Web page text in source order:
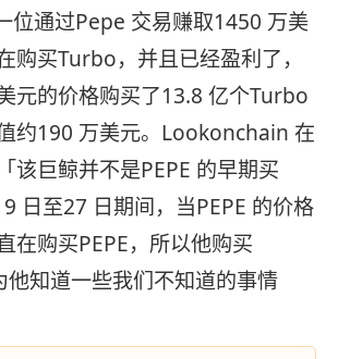
位通过Pepe 交易赚取1450 万美
购买Turbo，并且已经盈利了，
元的价格购买了13.8 亿个Turbo
约190 万美元。Lookonchain 在
该巨鲸并不是PEPE 的早期买
日至27 日期间，当PEPE 的价格
在购买PEPE，所以他购买
他知道一些我们不知道的事情